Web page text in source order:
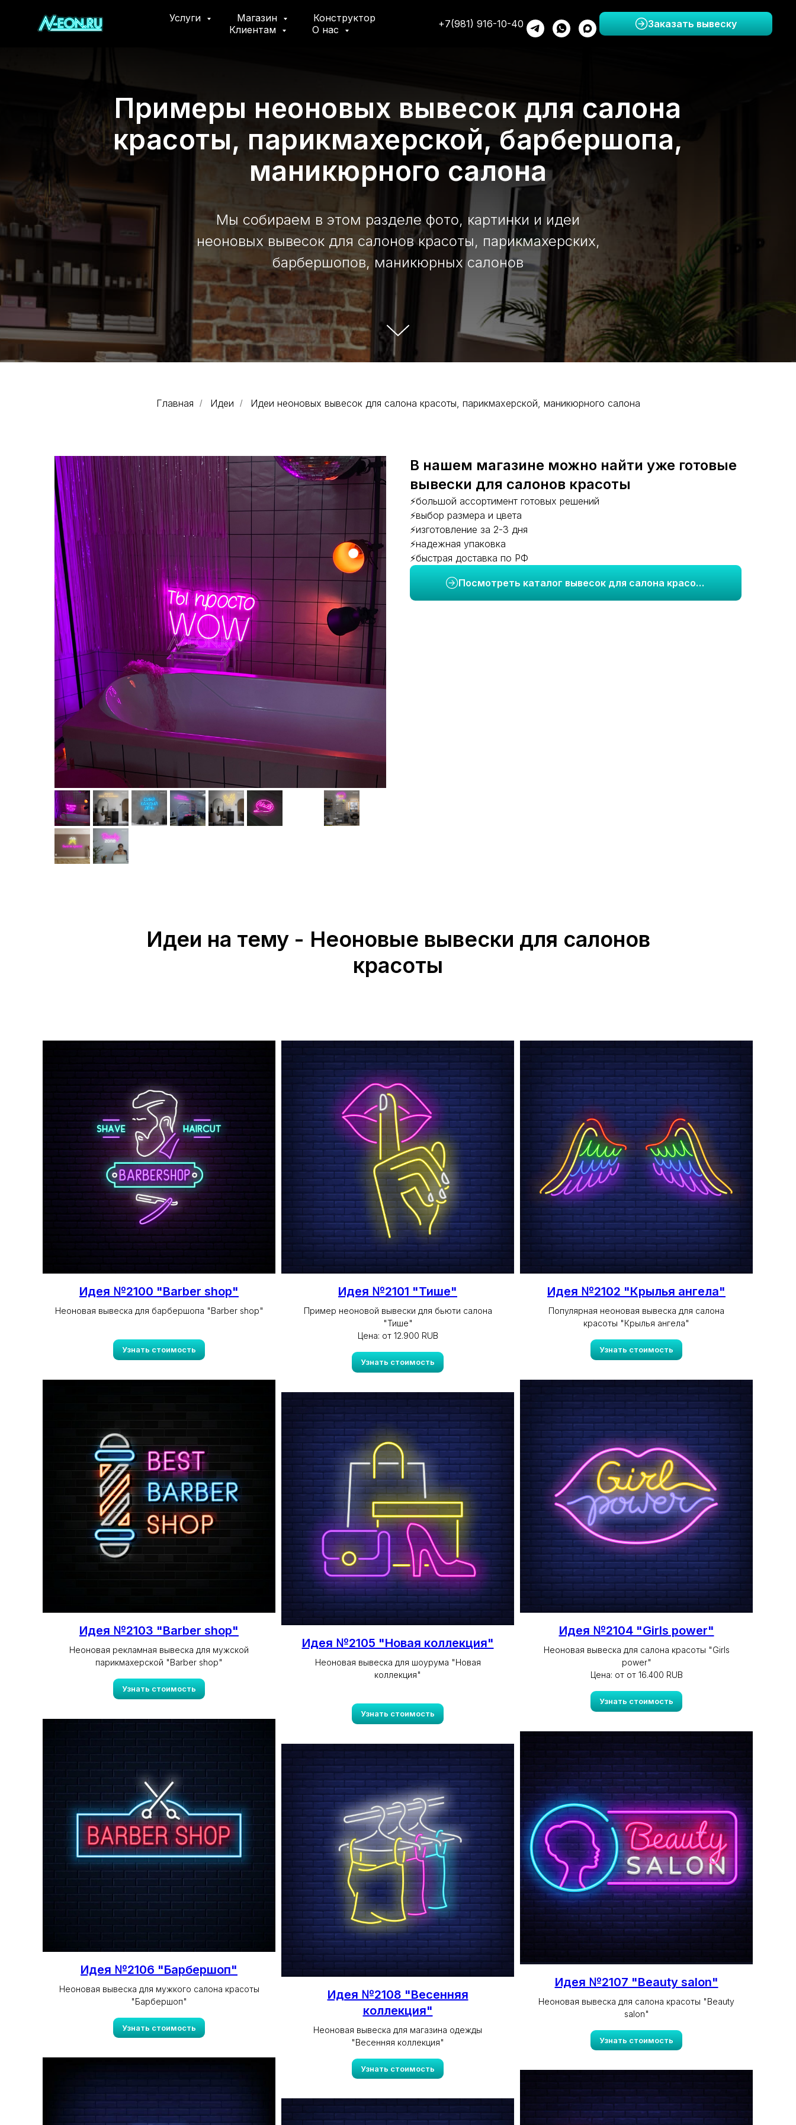
Услуги Магазин
Конструктор
Клиентам
О нас +7(981) 916-10-40 Заказать вывеску
Примеры неоновых вывесок для салона
красоты, парикмахерской, барбершопа,
маникюрного салона
Мы собираем в этом разделе фото, картинки и идеи
неоновых вывесок для салонов красоты, парикмахерских,
барбершопов, маникюрных салонов
Главная / Идеи / Идеи неоновых вывесок для салона красоты, парикмахерской, маникюрного салона
В нашем магазине можно найти уже готовые
вывески для салонов красоты
⚡большой ассортимент готовых решений
⚡выбор размера и цвета
⚡изготовление за 2-3 дня
⚡надежная упаковка
⚡быстрая доставка по РФ
Посмотреть каталог вывесок для салона красоты
Идеи на тему - Неоновые вывески для салонов
красоты
Идея №2100 "Barber shop"
Неоновая вывеска для барбершопа "Barber shop"
Узнать стоимость
Идея №2101 "Тише"
Пример неоновой вывески для бьюти салона
"Тише"
Цена: от 12.900 RUB
Узнать стоимость
Идея №2102 "Крылья ангела"
Популярная неоновая вывеска для салона
красоты "Крылья ангела"
Узнать стоимость
Идея №2103 "Barber shop"
Неоновая рекламная вывеска для мужской
парикмахерской "Barber shop"
Узнать стоимость
Идея №2104 "Girls power"
Неоновая вывеска для салона красоты "Girls
power"
Цена: от от 16.400 RUB
Узнать стоимость
Идея №2105 "Новая коллекция"
Неоновая вывеска для шоурума "Новая
коллекция"
Узнать стоимость
Идея №2106 "Барбершоп"
Неоновая вывеска для мужкого салона красоты
"Барбершоп"
Узнать стоимость
Идея №2107 "Beauty salon"
Неоновая вывеска для салона красоты "Beauty
salon"
Узнать стоимость
Идея №2108 "Весенняя
коллекция"
Неоновая вывеска для магазина одежды
"Весенняя коллекция"
Узнать стоимость